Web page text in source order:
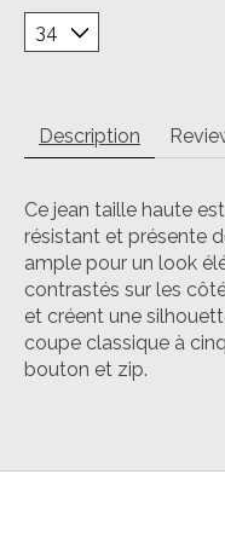
Description
Ce jean taille haute
résistant et présente
ample pour un look
contrastés sur les
et créent une
coupe classique à
bouton et zip.